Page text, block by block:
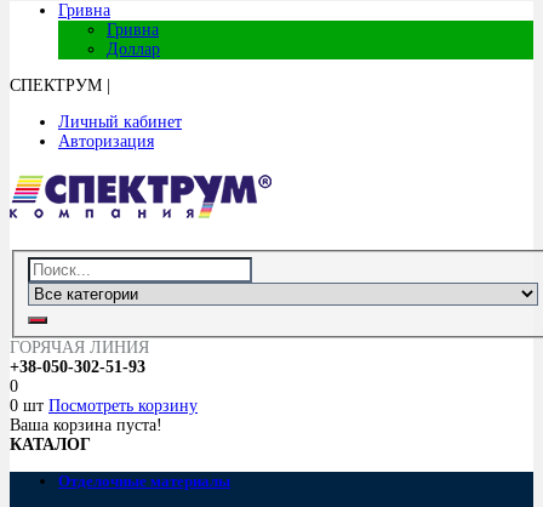
Гривна
Гривна
Доллар
СПЕКТРУМ
Личный кабинет
Авторизация
ГОРЯЧАЯ ЛИНИЯ
+38-050-302-51-93
0
0 шт Посмотреть корзину
Ваша корзина пуста!
КАТАЛОГ
Отделочные материалы